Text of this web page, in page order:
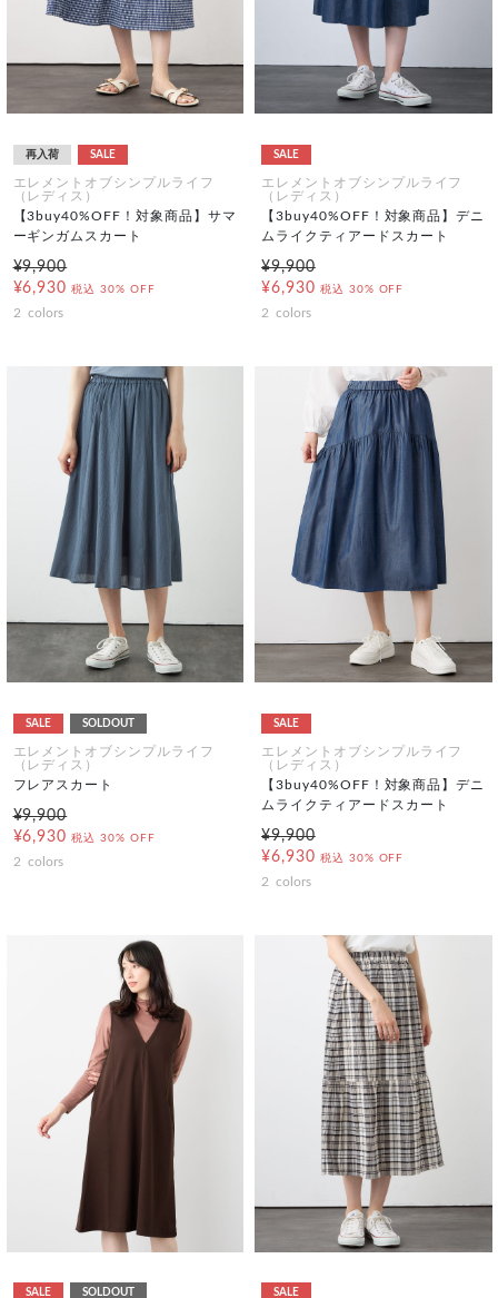
再入荷 SALE
エレメントオブシンプルライフ
（レディス）
【3buy40%OFF！対象商品】サマ
ーギンガムスカート
¥9,900
¥6,930 税込 30% OFF
2 colors
SALE
エレメントオブシンプルライフ
（レディス）
【3buy40%OFF！対象商品】デニ
ムライクティアードスカート
¥9,900
¥6,930 税込 30% OFF
2 colors
SALE SOLDOUT
エレメントオブシンプルライフ
（レディス）
フレアスカート
¥9,900
¥6,930 税込 30% OFF
2 colors
SALE
エレメントオブシンプルライフ
（レディス）
【3buy40%OFF！対象商品】デニ
ムライクティアードスカート
¥9,900
¥6,930 税込 30% OFF
2 colors
SALE SOLDOUT SALE